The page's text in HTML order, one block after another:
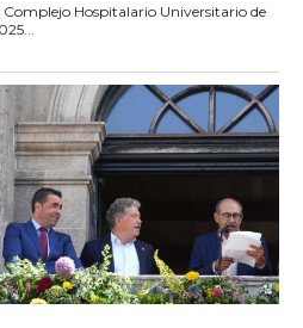
Hospitalario Universitario de